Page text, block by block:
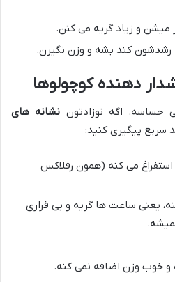
میشن و زیاد گریه می کنن.
رشدشون کند بشه و وزن نگیرن.
دهنده کوچولوها
حساسه. اگه نوزادتون نشانه های
سریع پیگیری کنید:
استفراغ می کنه (همون رفلاکس
یعنی ساعت ها گریه و بی قراری
و خوب وزن اضافه نمی کنه.